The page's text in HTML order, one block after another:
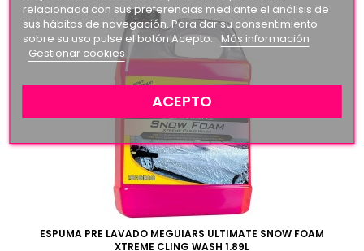
ESPUMA PRE LAVADO MEGUIARS ULTIMATE SNOW FOAM
XTREME CLING WASH 1.89L
relacionada con sus preferencias mediante el análisis de
sus hábitos de navegación. Para dar su consentimiento
sobre su uso pulse el botón Acepto. Más información
Gestionar cookies
ACEPTO